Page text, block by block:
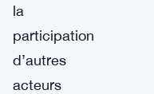
la
participation
d’autres
acteurs